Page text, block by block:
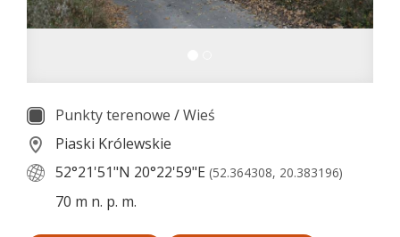
Punkty terenowe /Wieś
Piaski Królewskie
52°21'51"N 20°22'59"E (52.364308, 20.383196)
70 m n. p. m.